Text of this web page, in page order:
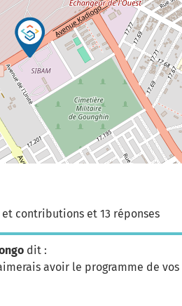
contributions et 13 réponses
dit :
avoir le programme de